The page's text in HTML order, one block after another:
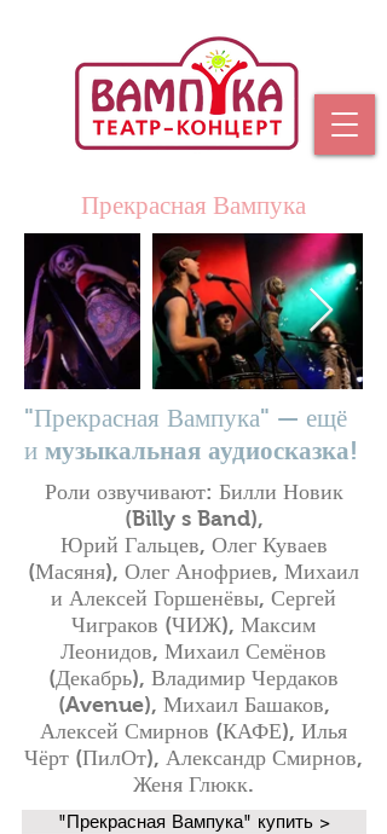
Прекрасная Вампука
"Прекрасная Вампука" — ещё
и музыкальная аудиосказка!
Роли озвучивают: Билли Новик
(Billy s Band),
Юрий Гальцев, Олег Куваев
(Масяня), Олег Анофриев, Михаил
и Алексей Горшенёвы, Сергей
Чиграков (ЧИЖ), Максим
Леонидов, Михаил Семёнов
(Декабрь), Владимир Чердаков
(Avenue), Михаил Башаков,
Алексей Смирнов (КАФЕ), Илья
Чёрт (ПилОт), Александр Смирнов,
Женя Глюкк.
"Прекрасная Вампука" купить >